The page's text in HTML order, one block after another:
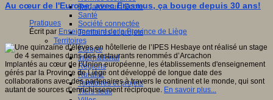
Regards sur l’Ecole
Santé
Société connectée
Territoires et projets
Territoires
Europe
International
Régions
Ruralité
Territoires et projets
Tiers lieux
Au cœur de l'Europe: avec Erasmus, ça bouge depuis 30 ans!
Pratiques
Écrit par Enseignement de la Province de Liège
Implantés au cœur de l’Union européenne, les établissements d'enseignement
gérés par la Province de Liège ont développé de longue date des
collaborations avec des partenaires à travers le continent et le monde, qui sont
autant de sources d’enrichissement réciproque. En savoir plus...